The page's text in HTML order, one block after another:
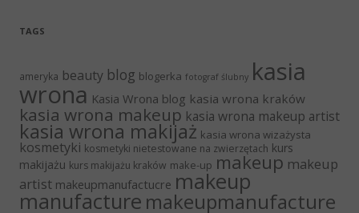
TAGS
ameryka beauty blog blogerka fotograf ślubny kasia
wrona Kasia Wrona blog kasia wrona kraków
kasia wrona makeup kasia wrona makeup artist
kasia wrona makijaż kasia wrona wizażysta
kosmetyki kosmetyki nietestowane na zwierzętach kurs
makijażu kurs makijażu kraków make-up makeup makeup
artist makeupmanufactucre makeup
manufacture makeupmanufacture